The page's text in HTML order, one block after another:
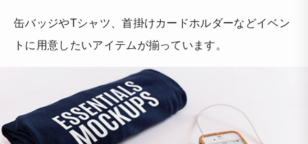
缶バッジやTシャツ、首掛けカードホルダーなどイベン
トに用意したいアイテムが揃っています。